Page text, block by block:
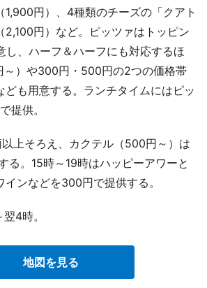
1,900円）、4種類のチーズの「クアト
2,100円）など。ピッツァはトッピン
し、ハーフ＆ハーフにも対応するほ
）や300円・500円の2つの価格帯
ども用意する。ランチタイムにはピッ
提供。
上そろえ、カクテル（500円～）は
る。15時～19時はハッピーアワーと
インなどを300円で提供する。
4時。
地図を見る